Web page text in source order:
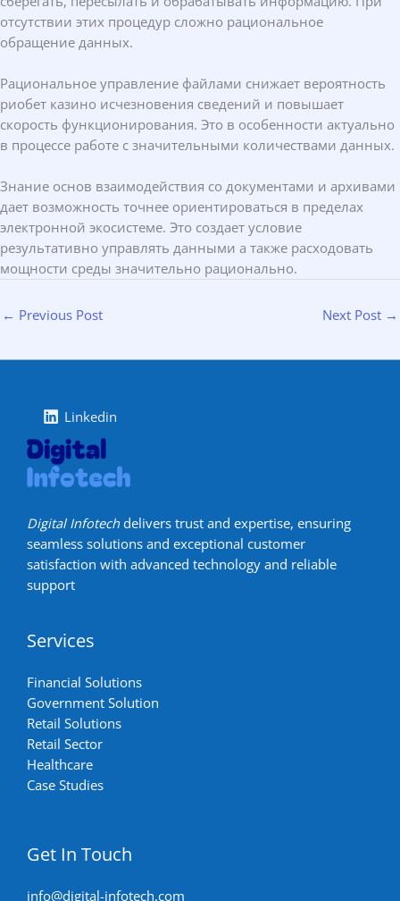
отсутствии этих процедур сложно рациональное
обращение данных.
Рациональное управление файлами снижает вероятность
риобет казино исчезновения сведений и повышает
скорость функционирования. Это в особенности актуально
в процессе работе с значительными количествами данных.
Знание основ взаимодействия со документами и архивами
дает возможность точнее ориентироваться в пределах
электронной экосистеме. Это создает условие
результативно управлять данными а также расходовать
мощности среды значительно рационально.
← Previous Post Next Post →
Linkedin
Digital Infotechdelivers trust and expertise, ensuring
seamless solutions and exceptional customer
satisfaction with advanced technology and reliable
support
Services
Financial Solutions
Government Solution
Retail Solutions
Retail Sector
Healthcare
Case Studies
Get In Touch
info@digital-infotech.com